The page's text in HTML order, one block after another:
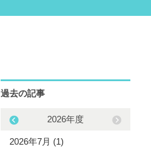
過去の記事
2026年度
2026年7月 (1)